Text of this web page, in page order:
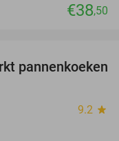
€38,50
30%
pannenkoeken
9.2 star